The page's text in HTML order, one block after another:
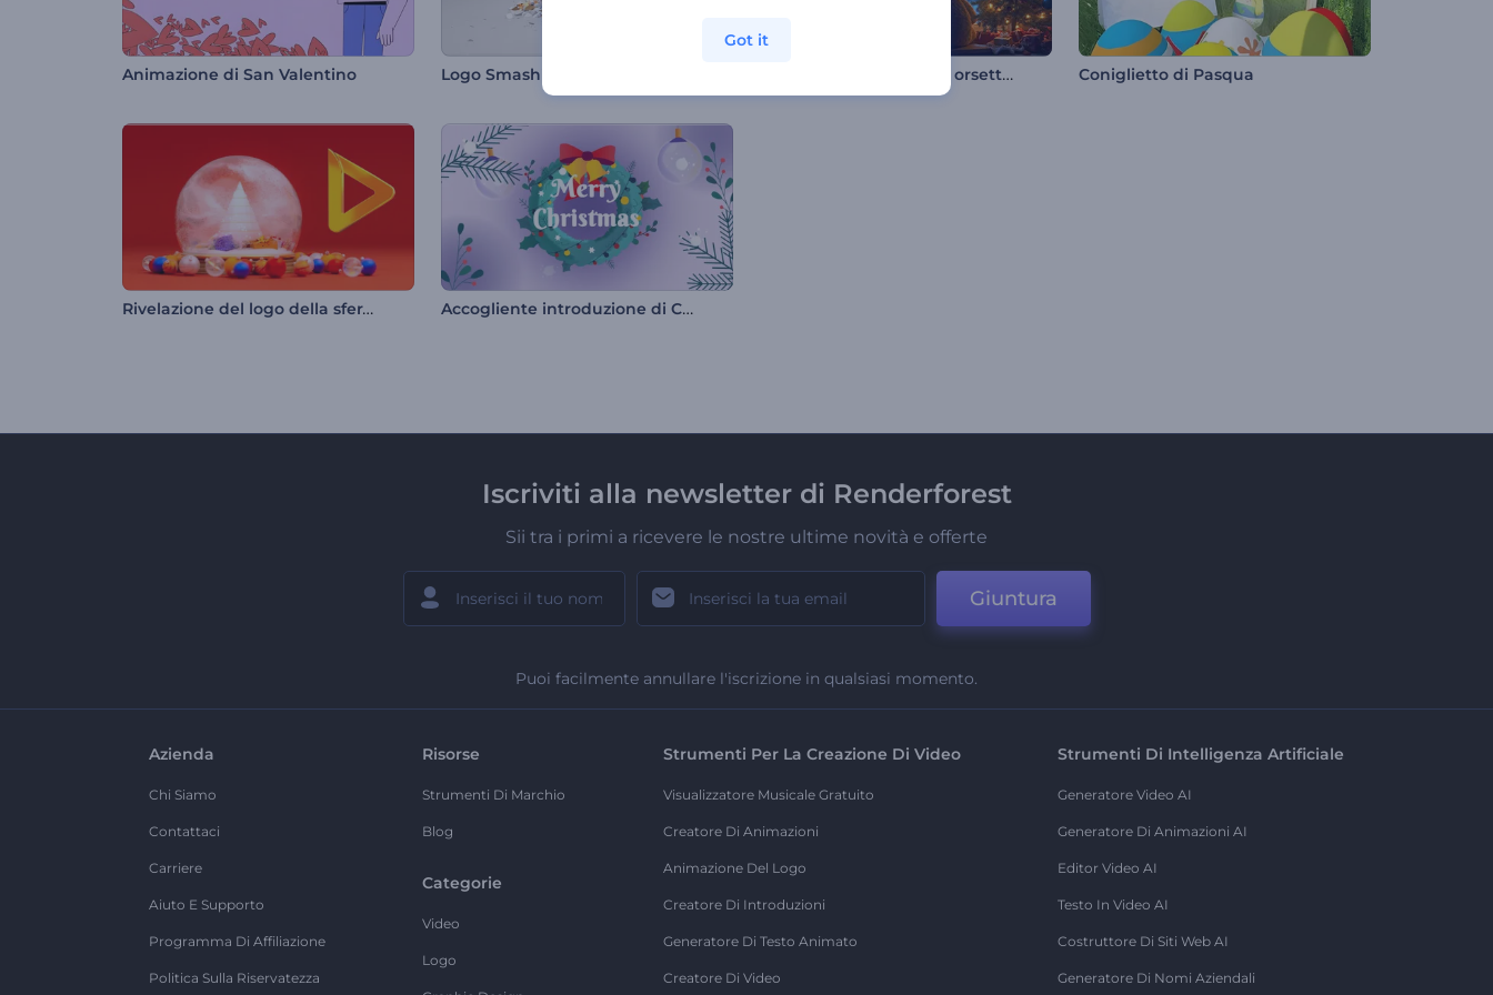
Animazione di San Valentino Logo Smashing Ingot Apribottiglie a forma di orsetto di Natale Coniglietto di Pasqua
Rivelazione del logo della sfera di neve Accogliente introduzione di Capodanno
Iscriviti alla newsletter di Renderforest
Sii tra i primi a ricevere le nostre ultime novità e offerte
Giuntura
Puoi facilmente annullare l'iscrizione in qualsiasi momento.
Azienda
Chi Siamo
Contattaci
Carriere
Aiuto E Supporto
Programma Di Affiliazione
Politica Sulla Riservatezza
Risorse
Strumenti Di Marchio
Blog
Categorie
Video
Logo
Strumenti Per La Creazione Di Video
Visualizzatore Musicale Gratuito
Creatore Di Animazioni
Animazione Del Logo
Creatore Di Introduzioni
Generatore Di Testo Animato
Creatore Di Video
Strumenti Di Intelligenza Artificiale
Generatore Video AI
Generatore Di Animazioni AI
Editor Video AI
Testo In Video AI
Costruttore Di Siti Web AI
Generatore Di Nomi Aziendali
Got it